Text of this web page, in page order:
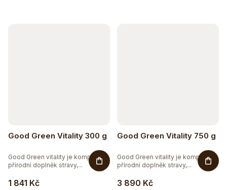
Good Green Vitality 300 g
1 841 Kč
Good Green vitality je komplexní
přírodní doplněk stravy,...
Good Green Vitality 750 g
3 890 Kč
Good Green vitality je komplexní
přírodní doplněk stravy,...